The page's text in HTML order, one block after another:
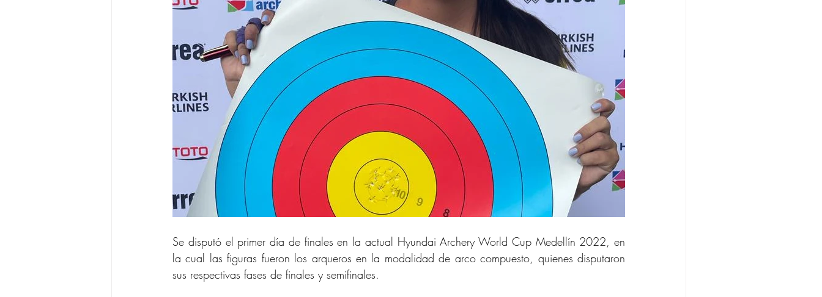
Se disputó el primer día de finales en la actual Hyundai Archery World Cup Medellín 2022, en
la cual las figuras fueron los arqueros en la modalidad de arco compuesto, quienes disputaron
sus respectivas fases de finales y semifinales.